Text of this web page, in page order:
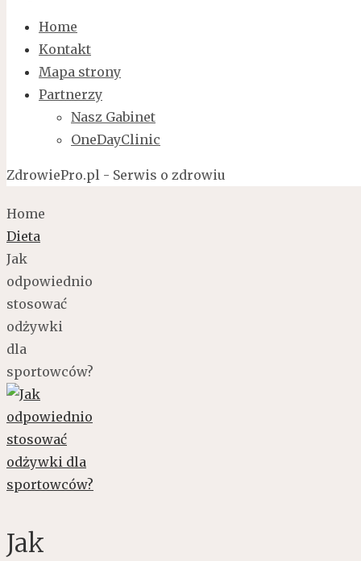
Home
Kontakt
Mapa strony
Partnerzy
Nasz Gabinet
OneDayClinic
ZdrowiePro.pl - Serwis o zdrowiu
Home
Dieta
Jak
odpowiednio
stosować
odżywki
dla
sportowców?
Jak